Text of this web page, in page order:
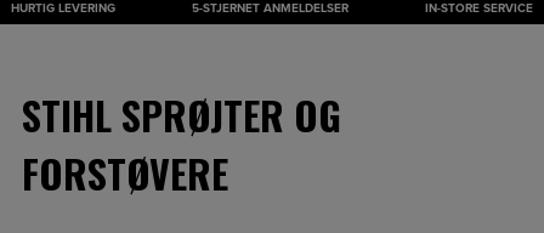
Hop
HURTIG LEVERING 5-STJERNET ANMELDELSER IN-STORE SERVICE
STIHL SPRØJTER OG
FORSTØVERE